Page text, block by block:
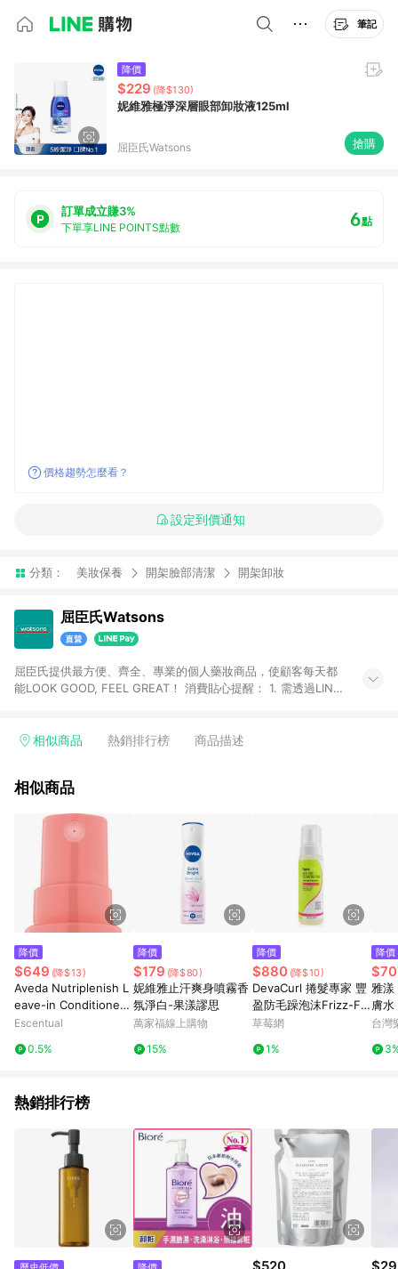
筆記
降價
$229 (降$130)
妮維雅極淨深層眼部卸妝液125ml
屈臣氏Watsons 搶購
訂單成立賺3%
下單享LINE POINTS點數 6點
價格趨勢怎麼看？
設定到價通知
分類： 美妝保養 開架臉部清潔 開架卸妝
屈臣氏Watsons
屈臣氏提供最方便、齊全、專業的個人藥妝商品，使顧客每天都
能LOOK GOOD, FEEL GREAT！ 消費貼心提醒： 1. 需透過LINE
下單，每筆交易前請確認有經過LINE購物跳轉頁才符合返點資
數將於廠商出貨後30天前後發送。5.屈臣氏保留365天訂單記
單資格確認。 6.欲透過APP導購跳轉前往活動頁之用戶，煩請更
新屈臣氏APP至版本26010.4.0。
相似商品 熱銷排行榜 商品描述
相似商品
降價
$649 (降$13)
Aveda Nutriplenish L
eave-in Conditioner
30ml
Escentual
0.5%
降價
$179 (降$80)
妮維雅止汗爽身噴霧香
氛淨白-果漾謬思
萬家福線上購物
15%
降價
$880 (降$10)
DevaCurl 捲髮專家 豐
盈防毛躁泡沫Frizz-Fr
ee Volumizing Foam
密） 222ml/7.5oz-頭
草莓網
1%
降價
雅
膚水
台灣
熱銷排行榜